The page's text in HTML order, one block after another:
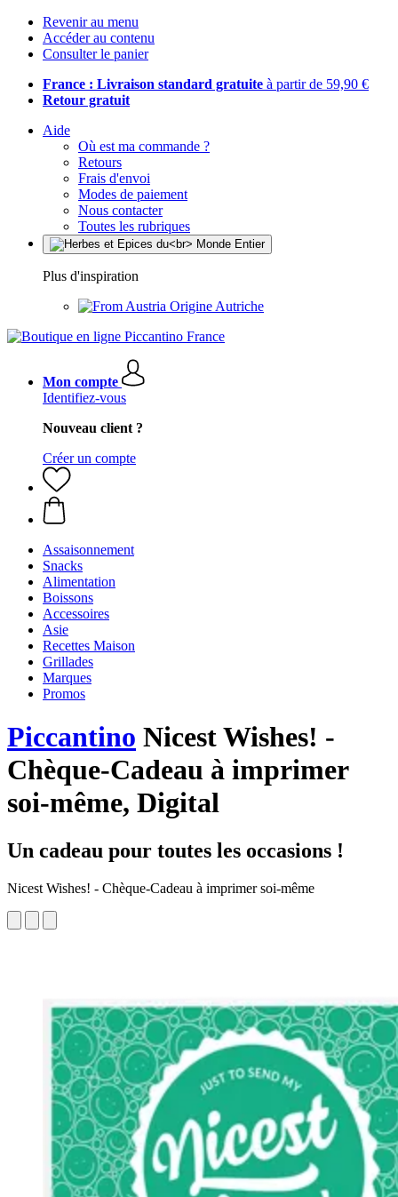
Revenir au menu
Accéder au contenu
Consulter le panier
France : Livraison standard gratuite à partir de 59,90 €
Retour gratuit
Aide
Où est ma commande ?
Retours
Frais d'envoi
Modes de paiement
Nous contacter
Toutes les rubriques
Plus d'inspiration
Origine Autriche
Mon compte
Identifiez-vous
Nouveau client ?
Créer un compte
Assaisonnement
Snacks
Alimentation
Boissons
Accessoires
Asie
Recettes Maison
Grillades
Marques
Promos
Piccantino Nicest Wishes! -
Chèque-Cadeau à imprimer
soi-même, Digital
Un cadeau pour toutes les occasions !
Nicest Wishes! - Chèque-Cadeau à imprimer soi-même